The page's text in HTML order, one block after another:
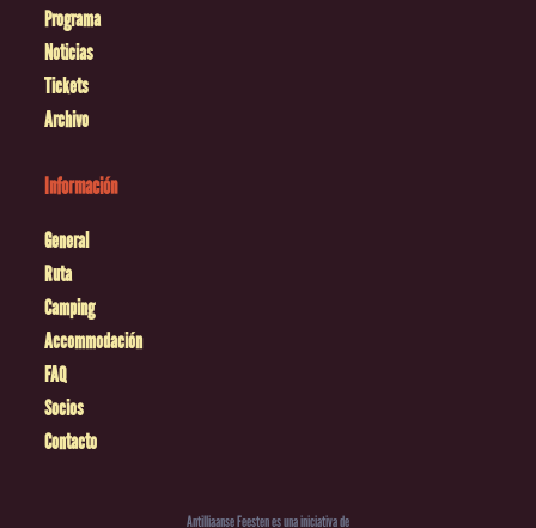
Programa
Noticias
Tickets
Archivo
Información
General
Ruta
Camping
Accommodación
FAQ
Socios
Contacto
Antilliaanse Feesten es una iniciativa de